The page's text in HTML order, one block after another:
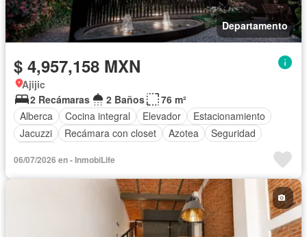
Departamento
$ 4,957,158 MXN
Ajijic
2 Recámaras
2 Baños
76 m²
Alberca
Cocina integral Elevador
Estacionamiento
Jacuzzi
Recámara con closet Azotea
Seguridad
06/07/2026 en - InmobiLife